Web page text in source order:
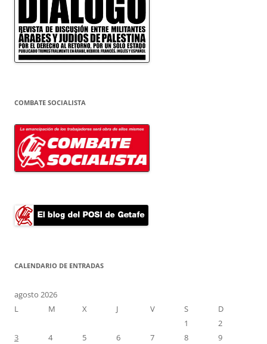
COMBATE SOCIALISTA
CALENDARIO DE ENTRADAS
agosto 2026
L
M X J V S
D
1
2
3
4 5 6 7 8
9